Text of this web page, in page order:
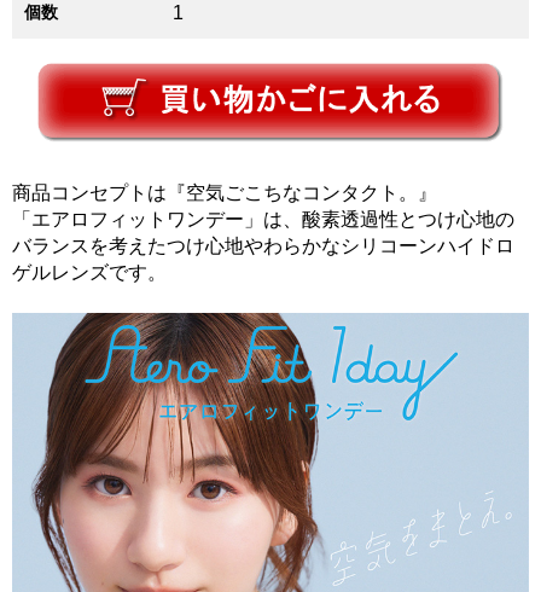
個数 1
商品コンセプトは『空気ごこちなコンタクト。』
「エアロフィットワンデー」は、酸素透過性とつけ心地の
バランスを考えたつけ心地やわらかなシリコーンハイドロ
ゲルレンズです。